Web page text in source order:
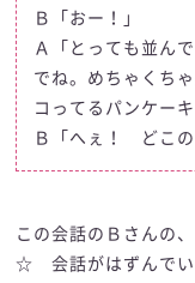
Ｂ「おー！」
Ａ「とっても並ん
でね。めちゃくち
コってるパンケー
Ｂ「へぇ！ どこの
この会話のＢさんの、
☆ 会話がはずんでい